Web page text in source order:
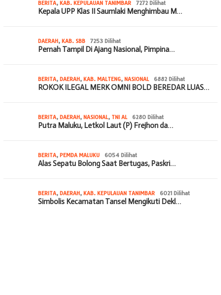
BERITA, KAB. KEPULAUAN TANIMBAR 7272 Dilihat
Kepala UPP Klas II Saumlaki Menghimbau M…
DAERAH, KAB. SBB 7253 Dilihat
Pernah Tampil Di Ajang Nasional, Pimpina…
BERITA, DAERAH, KAB. MALTENG, NASIONAL 6882 Dilihat
ROKOK ILEGAL MERK OMNI BOLD BEREDAR LUAS…
BERITA, DAERAH, NASIONAL, TNI AL 6280 Dilihat
Putra Maluku, Letkol Laut (P) Frejhon da…
BERITA, PEMDA MALUKU 6054 Dilihat
Alas Sepatu Bolong Saat Bertugas, Paskri…
BERITA, DAERAH, KAB. KEPULAUAN TANIMBAR 6021 Dilihat
Simbolis Kecamatan Tansel Mengikuti Dekl…